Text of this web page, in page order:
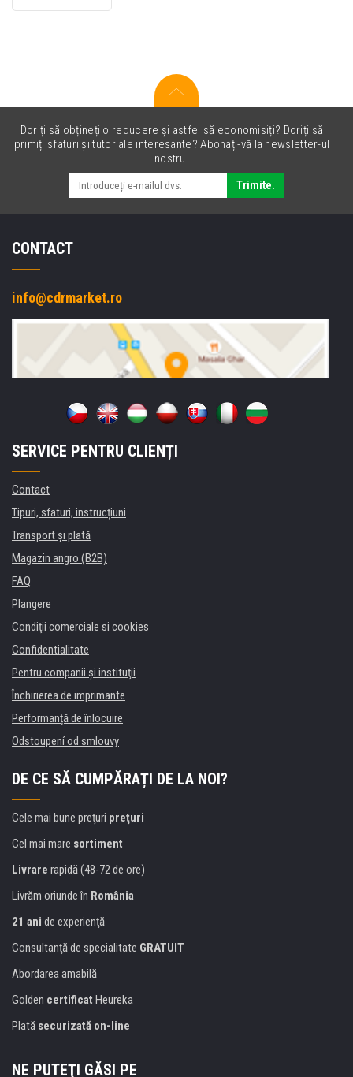
pentru
Doriți să obțineți o reducere și astfel să economisiți? Doriți să
primiți sfaturi și tutoriale interesante? Abonați-vă la newsletter-ul
nostru.
Trimite.
CONTACT
info@cdrmarket.ro
SERVICE PENTRU CLIENȚI
Contact
Tipuri, sfaturi, instrucțiuni
Transport şi plată
Magazin angro (B2B)
FAQ
Plangere
Condiţii comerciale si cookies
Confidentialitate
Pentru companii și instituţii
Închirierea de imprimante
Performanță de înlocuire
Odstoupení od smlouvy
DE CE SĂ CUMPĂRAȚI DE LA NOI?
Cele mai bune preţuri preţuri
Cel mai mare sortiment
Livrare rapidă (48-72 de ore)
Livrăm oriunde în România
21 ani de experienţă
Consultanţă de specialitate GRATUIT
Abordarea amabilă
Golden certificat Heureka
Plată securizată on-line
NE PUTEŢI GĂSI PE